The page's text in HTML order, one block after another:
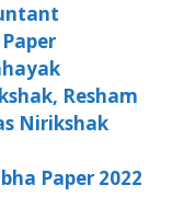
Resham
Nirikshak
Paper 2022